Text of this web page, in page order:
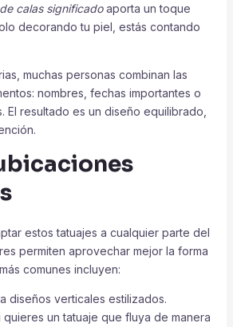
calas significadoaporta un toque
decorando tu piel, estás contando
muchas personas combinan las
nombres, fechas importantes o
El resultado es un diseño equilibrado,
estos tatuajes a cualquier parte del
permiten aprovechar mejor la forma
comunes incluyen:
diseños verticales estilizados.
un tatuaje que fluya de manera